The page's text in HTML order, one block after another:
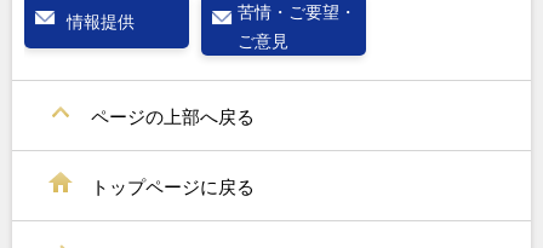
情報提供
苦情・ご要望・
ご意見
ページの上部へ戻る
トップページに戻る